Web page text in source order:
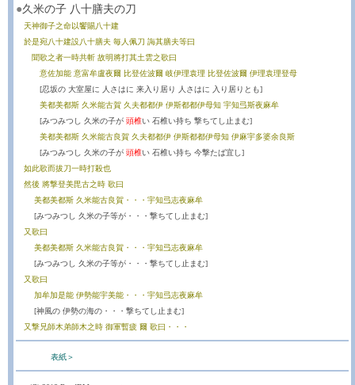
●久米の子 八十膳夫の刀
天神御子之命以饗賜八十建
於是宛八十建設八十膳夫 毎人佩刀 誨其膳夫等曰
聞歌之者一時共斬 故明將打其土雲之歌曰
意佐加能 意富牟盧夜爾 比登佐波爾 岐伊理袁理 比登佐波爾 伊理袁理登母
[忍坂の 大室屋に 人さはに 来入り居り 人さはに 入り居りとも]
美都美都斯 久米能古賀 久夫都都伊 伊斯都都伊母知 宇知弖斯夜麻牟
[みつみつし 久米の子が 頭椎い 石椎い持ち 撃ちてし止まむ]
美都美都斯 久米能古良賀 久夫都都伊 伊斯都都伊母知 伊麻宇多婆余良斯
[みつみつし 久米の子が 頭椎い 石椎い持ち 今撃たば宜し]
如此歌而拔刀一時打殺也
然後 將撃登美毘古之時 歌曰
美都美都斯 久米能古良賀・・・宇知弖志夜麻牟
[みつみつし 久米の子等が・・・撃ちてし止まむ]
又歌曰
美都美都斯 久米能古良賀・・・宇知弖志夜麻牟
[みつみつし 久米の子等が・・・撃ちてし止まむ]
又歌曰
加牟加是能 伊勢能宇美能・・・宇知弖志夜麻牟
[神風の 伊勢の海の・・・撃ちてし止まむ]
又撃兄師木弟師木之時 御軍暫疲 爾 歌曰・・・
表紙＞